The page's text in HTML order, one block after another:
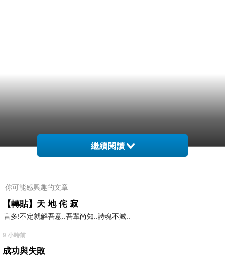
繼續閱讀
你可能感興趣的文章
【轉貼】天 地 侘 寂
言多!不定就解吾意..吾輩尚知..詩魂不滅..
9 小時前
成功與失敗